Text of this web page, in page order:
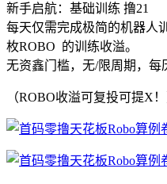
新手启航：基础训练 撸21
每天仅需完成极简的机器人
枚ROBO 的训练收溢。
无资鑫门槛，无/限周期，每
（ROBO收溢可复投可提X！